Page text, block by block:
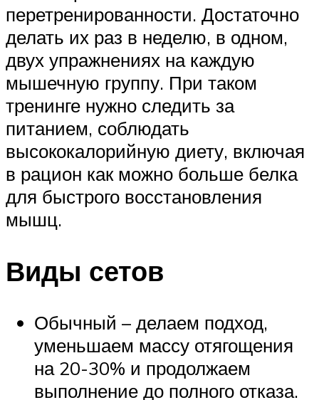
перетренированности. Достаточно
делать их раз в неделю, в одном,
двух упражнениях на каждую
мышечную группу. При таком
тренинге нужно следить за
питанием, соблюдать
высококалорийную диету, включая
в рацион как можно больше белка
для быстрого восстановления
мышц.
Виды сетов
Обычный – делаем подход,
уменьшаем массу отягощения
на 20-30% и продолжаем
выполнение до полного отказа.